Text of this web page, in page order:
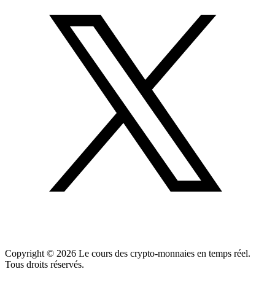
Copyright © 2026 Le cours des crypto-monnaies en temps réel.
Tous droits réservés.